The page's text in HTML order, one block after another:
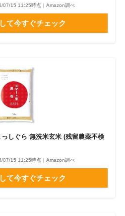
07/15 11:25時点｜Amazon調べ
て今すぐチェック
しぐら 無洗米玄米 (残留農薬不検
07/15 11:25時点｜Amazon調べ
て今すぐチェック